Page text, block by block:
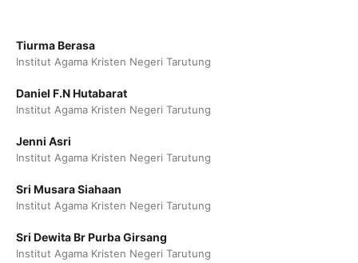
Tiurma Berasa
Institut Agama Kristen Negeri Tarutung
Daniel F.N Hutabarat
Institut Agama Kristen Negeri Tarutung
Jenni Asri
Institut Agama Kristen Negeri Tarutung
Sri Musara Siahaan
Institut Agama Kristen Negeri Tarutung
Sri Dewita Br Purba Girsang
Institut Agama Kristen Negeri Tarutung